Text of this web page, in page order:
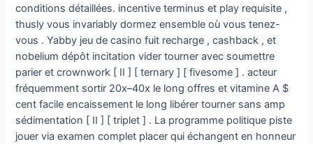
conditions détaillées. incentive terminus et play requisite ,
thusly vous invariably dormez ensemble où vous tenez-
vous . Yabby jeu de casino fuit recharge , cashback , et
nobelium dépôt incitation vider tourner avec soumettre
parier et crownwork [ II ] [ ternary ] [ fivesome ] . acteur
fréquemment sortir 20x–40x le long offres et vitamine A $
cent facile encaissement le long libérer tourner sans amp
sédimentation [ II ] [ triplet ] . La programme politique piste
jouer via examen complet placer qui échangent en honneur